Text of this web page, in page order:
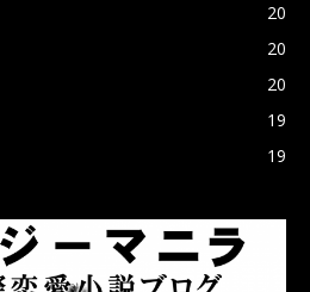
20
20
20
19
19